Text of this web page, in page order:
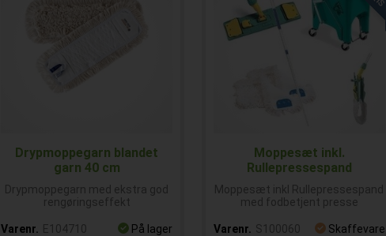
Drypmoppegarn blandet
garn 40 cm
Drypmoppegarn med ekstra god
rengøringseffekt
Varenr. E104710
På lager
Moppesæt inkl.
Rullepressespand
Moppesæt inkl Rullepressespand
med fodbetjent presse
Varenr. S100060
Skaffevare